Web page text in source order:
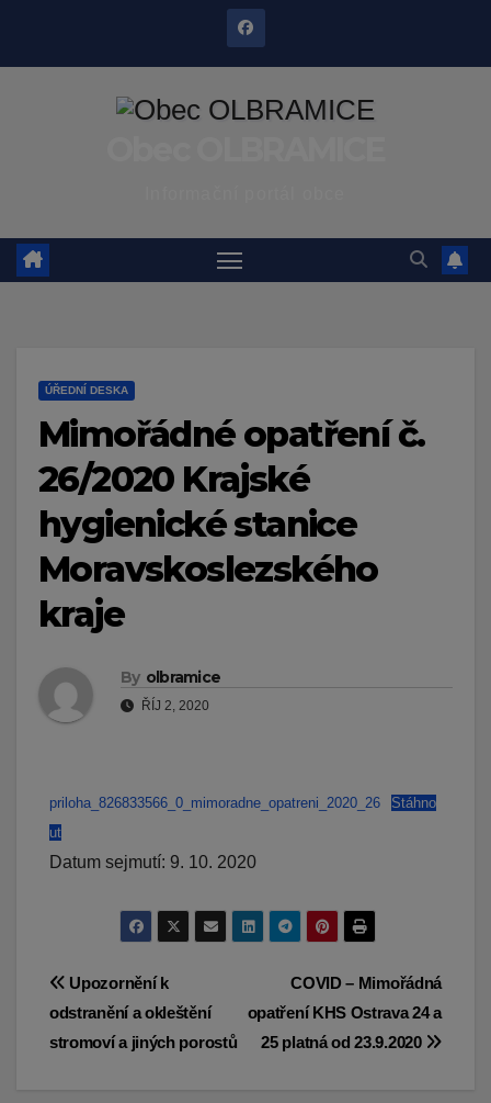
ÚŘEDNÍ DESKA
Mimořádné opatření č.
26/2020 Krajské
hygienické stanice
Moravskoslezského
kraje
By olbramice
ŘÍJ 2, 2020
priloha_826833566_0_mimoradne_opatreni_2020_26
Stáhno
ut
Datum sejmutí: 9. 10. 2020
Navigace
pro
COVID – Mimořádná
opatření KHS Ostrava 24 a
25 platná od 23.9.2020
Upozornění k
odstranění a okleštění
stromoví a jiných porostů